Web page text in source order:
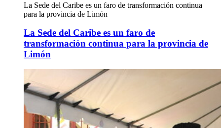
La Sede del Caribe es un faro de transformación continua
para la provincia de Limón
La Sede del Caribe es un faro de
transformación continua para la provincia de
Limón